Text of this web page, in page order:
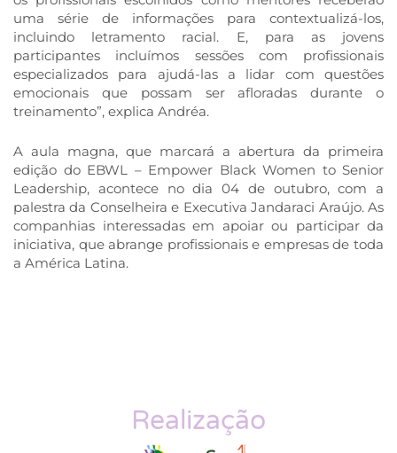
uma série de informações para contextualizá-los,
incluindo letramento racial. E, para as jovens
participantes incluímos sessões com profissionais
especializados para ajudá-las a lidar com questões
emocionais que possam ser afloradas durante o
treinamento”, explica Andréa.
A aula magna, que marcará a abertura da primeira
edição do EBWL – Empower Black Women to Senior
Leadership, acontece no dia 04 de outubro, com a
palestra da Conselheira e Executiva Jandaraci Araújo. As
companhias interessadas em apoiar ou participar da
iniciativa, que abrange profissionais e empresas de toda
a América Latina.
Realização